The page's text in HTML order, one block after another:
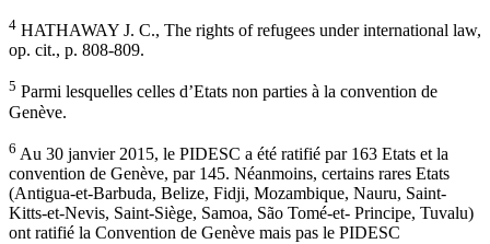
4 HATHAWAY J. C., The rights of refugees under international law,
op. cit., p. 808-809.
5 Parmi lesquelles celles d’Etats non parties à la convention de
Genève.
6 Au 30 janvier 2015, le PIDESC a été ratifié par 163 Etats et la
convention de Genève, par 145. Néanmoins, certains rares Etats
(Antigua-et-Barbuda, Belize, Fidji, Mozambique, Nauru, Saint-
Kitts-et-Nevis, Saint-Siège, Samoa, São Tomé-et- Principe, Tuvalu)
ont ratifié la Convention de Genève mais pas le PIDESC